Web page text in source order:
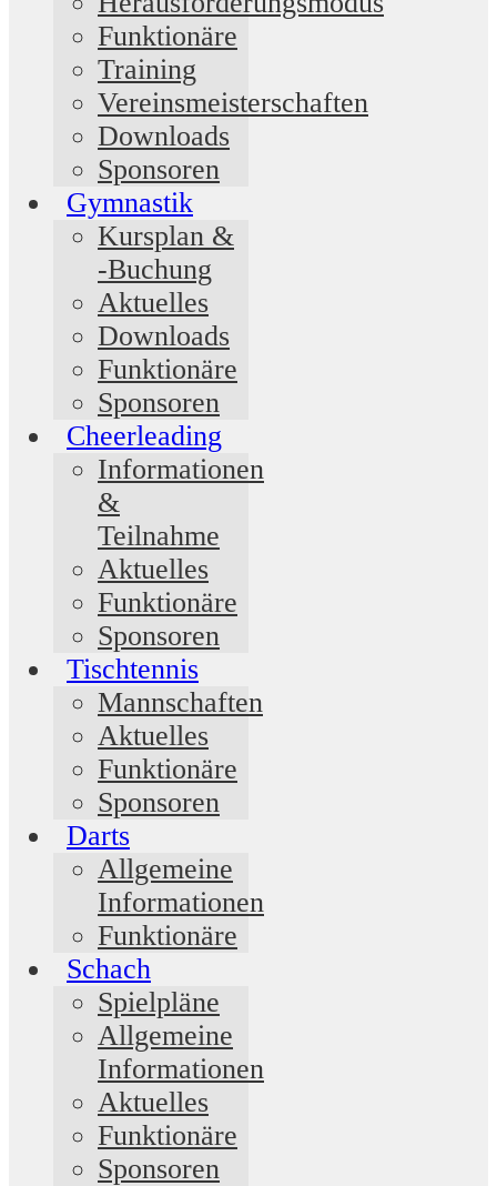
Funktionäre
Training
Vereinsmeisterschaften
Downloads
Sponsoren
Gymnastik
Kursplan &
-Buchung
Aktuelles
Downloads
Funktionäre
Sponsoren
Cheerleading
Informationen
&
Teilnahme
Aktuelles
Funktionäre
Sponsoren
Tischtennis
Mannschaften
Aktuelles
Funktionäre
Sponsoren
Darts
Allgemeine
Informationen
Funktionäre
Schach
Spielpläne
Allgemeine
Informationen
Aktuelles
Funktionäre
Sponsoren